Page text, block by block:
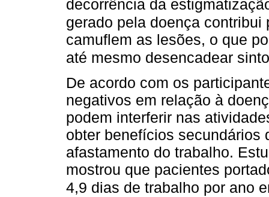
decorrência da
gerado pela doença
camuflem as lesões, o que
até mesmo desencadear
De acordo com os
negativos em relação à
podem interferir nas
obter benefícios secundários
afastamento do trabalho.
mostrou que pacientes
4,9 dias de trabalho por ano